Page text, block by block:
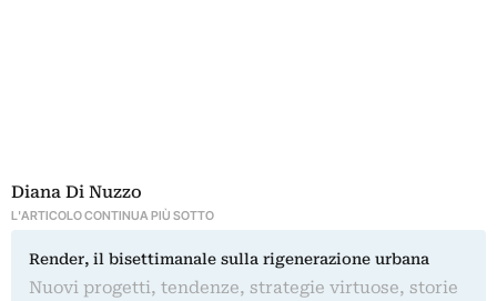
Diana Di Nuzzo
L'ARTICOLO CONTINUA PIÙ SOTTO
Render, il bisettimanale sulla rigenerazione urbana
Nuovi progetti, tendenze, strategie virtuose, storie